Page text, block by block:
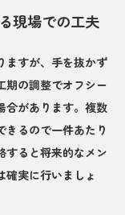
現場での工夫
ますが、手を抜かず
期の調整でオフシー
合があります。複数
るので一件あたり
すると将来的なメン
確実に行いましょ